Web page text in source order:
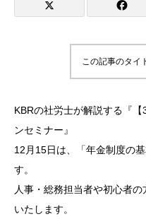
この記事のタイ
KBRの社労士が解説する『
ンセミナー』
12月15日は、「年金制度の
す。
人事・総務担当者や初心者
いたします。